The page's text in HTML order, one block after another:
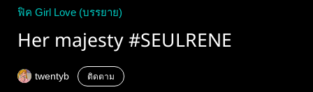
ฟิค Girl Love (บรรยาย)
Her majesty #SEULRENE
twentyb ติดตาม